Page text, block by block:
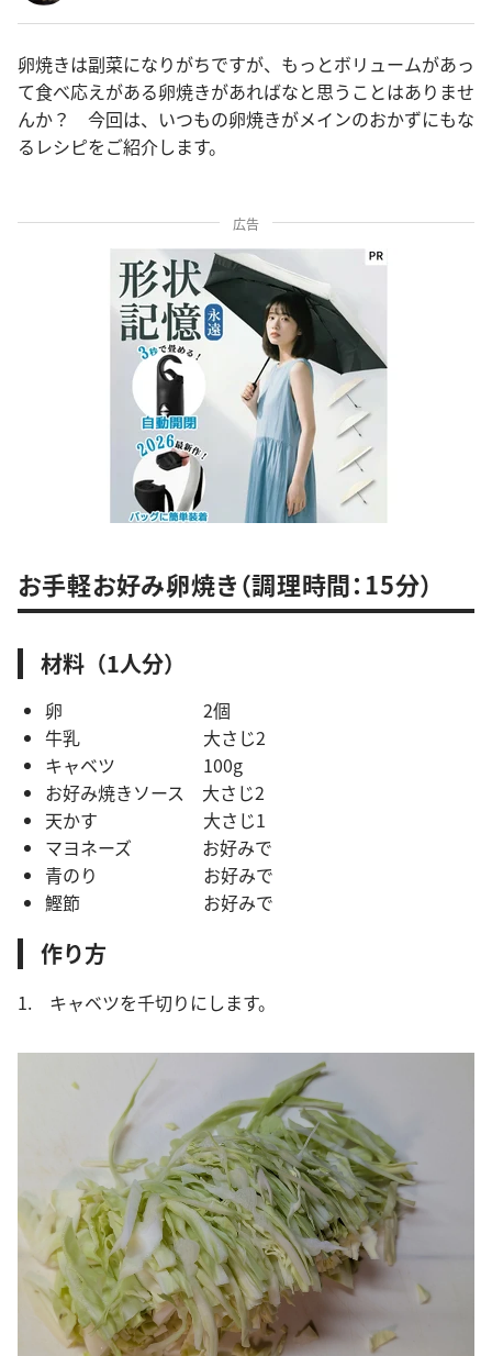
卵焼きは副菜になりがちですが、もっとボリュームがあっ
て食べ応えがある卵焼きがあればなと思うことはありませ
んか？ 今回は、いつもの卵焼きがメインのおかずにもな
るレシピをご紹介します。
広告
お手軽お好み卵焼き（調理時間：15分）
材料（1人分）
卵 2個
牛乳 大さじ2
キャベツ 100g
お好み焼きソース 大さじ2
天かす 大さじ1
マヨネーズ お好みで
青のり お好みで
鰹節 お好みで
作り方
1. キャベツを千切りにします。